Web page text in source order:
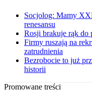
Socjolog: Mamy
renesansu
Rosji brakuje rąk do
Firmy ruszają na
zatrudnienia
Bezrobocie to już
historii
Promowane treści